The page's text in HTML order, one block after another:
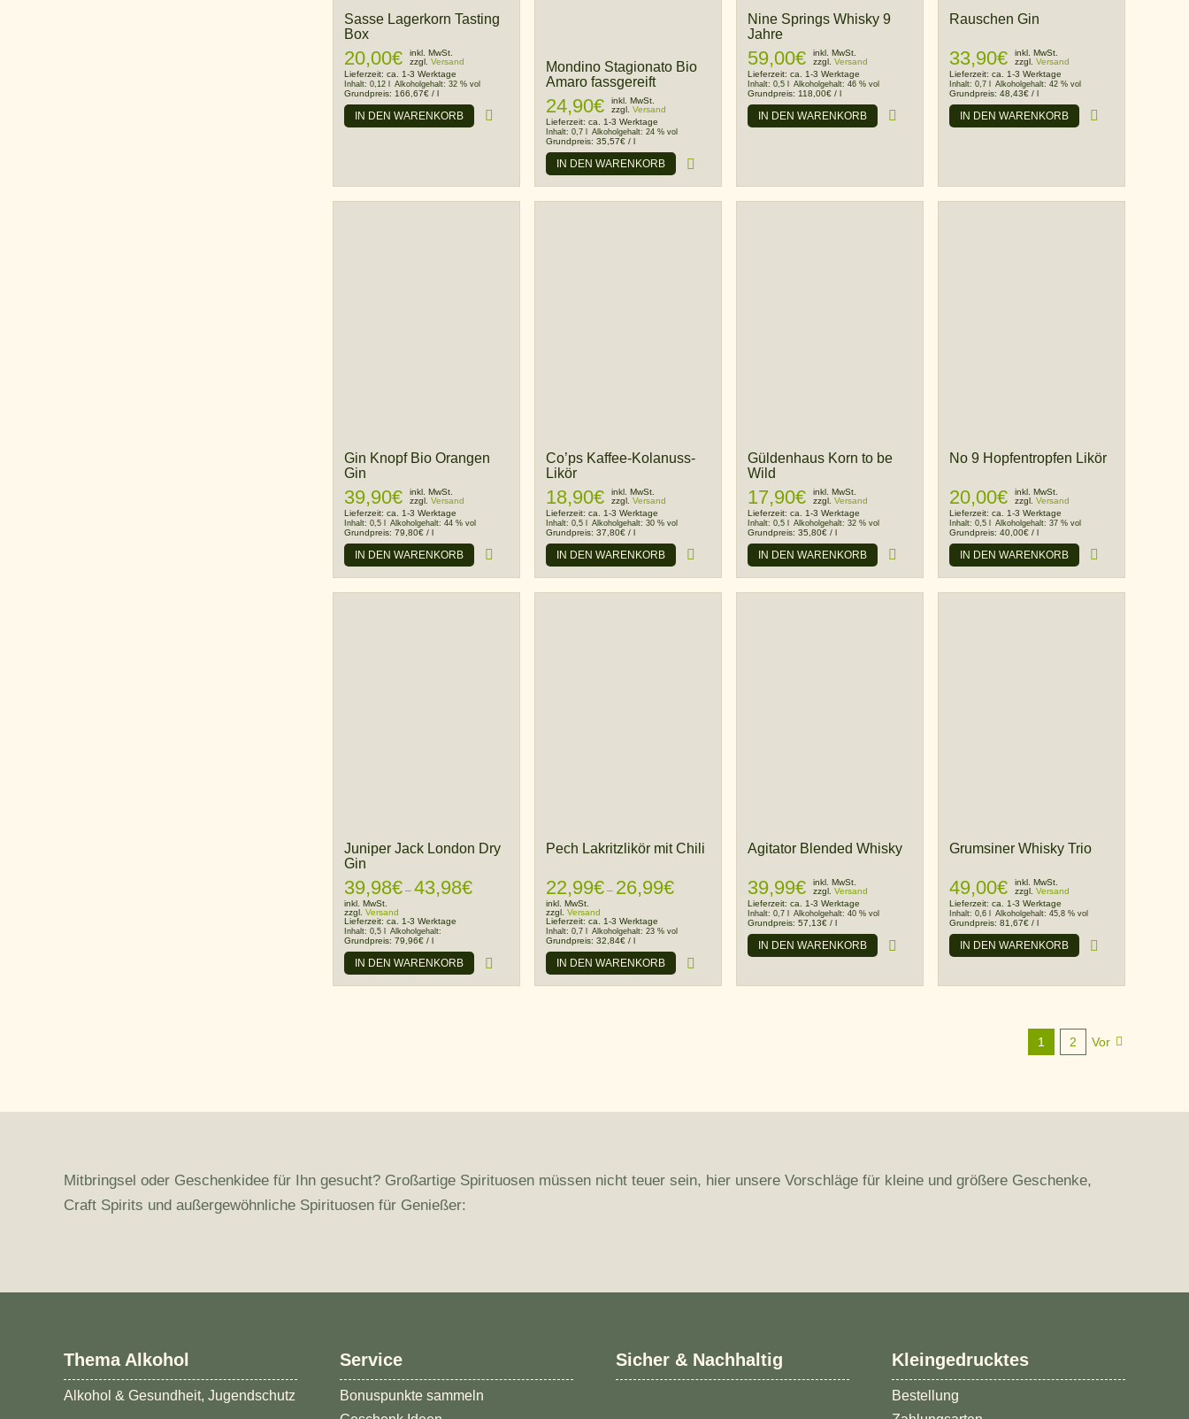
Sasse Lagerkorn Tasting
Box
20,00€
inkl. MwSt.
zzgl. Versand
Lieferzeit: ca. 1-3 Werktage
Inhalt: 0,12 l Alkoholgehalt: 32 % vol
Grundpreis: 166,67€ / l
IN DEN WARENKORB
Mondino Stagionato Bio
Amaro fassgereift
24,90€
inkl. MwSt.
zzgl. Versand
Lieferzeit: ca. 1-3 Werktage
Inhalt: 0,7 l Alkoholgehalt: 24 % vol
Grundpreis: 35,57€ / l
IN DEN WARENKORB
Nine Springs Whisky 9
Jahre
59,00€
inkl. MwSt.
zzgl. Versand
Lieferzeit: ca. 1-3 Werktage
Inhalt: 0,5 l Alkoholgehalt: 46 % vol
Grundpreis: 118,00€ / l
IN DEN WARENKORB
Rauschen Gin
33,90€
inkl. MwSt.
zzgl. Versand
Lieferzeit: ca. 1-3 Werktage
Inhalt: 0,7 l Alkoholgehalt: 42 % vol
Grundpreis: 48,43€ / l
IN DEN WARENKORB
Gin Knopf Bio Orangen
Gin
39,90€
inkl. MwSt.
zzgl. Versand
Lieferzeit: ca. 1-3 Werktage
Inhalt: 0,5 l Alkoholgehalt: 44 % vol
Grundpreis: 79,80€ / l
IN DEN WARENKORB
Co’ps Kaffee-Kolanuss-
Likör
18,90€
inkl. MwSt.
zzgl. Versand
Lieferzeit: ca. 1-3 Werktage
Inhalt: 0,5 l Alkoholgehalt: 30 % vol
Grundpreis: 37,80€ / l
IN DEN WARENKORB
Güldenhaus Korn to be
Wild
17,90€
inkl. MwSt.
zzgl. Versand
Lieferzeit: ca. 1-3 Werktage
Inhalt: 0,5 l Alkoholgehalt: 32 % vol
Grundpreis: 35,80€ / l
IN DEN WARENKORB
No 9 Hopfentropfen Likör
20,00€
inkl. MwSt.
zzgl. Versand
Lieferzeit: ca. 1-3 Werktage
Inhalt: 0,5 l Alkoholgehalt: 37 % vol
Grundpreis: 40,00€ / l
IN DEN WARENKORB
Juniper Jack London Dry
Gin
39,98€ – 43,98€Preisspanne:
inkl. MwSt.
zzgl. Versand
Lieferzeit: ca. 1-3 Werktage
Inhalt: 0,5 l Alkoholgehalt:
Grundpreis: 79,96€ / l
IN DEN WARENKORB
Pech Lakritzlikör mit Chili
22,99€ – 26,99€Preisspanne:
26,99€
inkl. MwSt.
zzgl. Versand
Lieferzeit: ca. 1-3 Werktage
Inhalt: 0,7 l Alkoholgehalt: 23 % vol
Grundpreis: 32,84€ / l
IN DEN WARENKORB
Agitator Blended Whisky
39,99€
inkl. MwSt.
zzgl. Versand
Lieferzeit: ca. 1-3 Werktage
Inhalt: 0,7 l Alkoholgehalt: 40 % vol
Grundpreis: 57,13€ / l
IN DEN WARENKORB
Grumsiner Whisky Trio
49,00€
inkl. MwSt.
zzgl. Versand
Lieferzeit: ca. 1-3 Werktage
Inhalt: 0,6 l Alkoholgehalt: 45,8 % vol
Grundpreis: 81,67€ / l
IN DEN WARENKORB
1 2 Vor
Mitbringsel oder Geschenkidee für Ihn gesucht? Großartige Spirituosen müssen nicht teuer sein, hier unsere Vorschläge für kleine und größere Geschenke,
Craft Spirits und außergewöhnliche Spirituosen für Genießer:
Thema Alkohol
Alkohol & Gesundheit, Jugendschutz
Service
Bonuspunkte sammeln
Sicher & Nachhaltig Kleingedrucktes
Bestellung
brandgeister.de
SEHR GUT